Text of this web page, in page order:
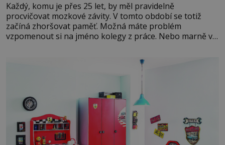
Každý, komu je přes 25 let, by měl pravidelně
procvičovat mozkové závity. V tomto období se totiž
začíná zhoršovat paměť. Možná máte problém
vzpomenout si na jméno kolegy z práce. Nebo marně v